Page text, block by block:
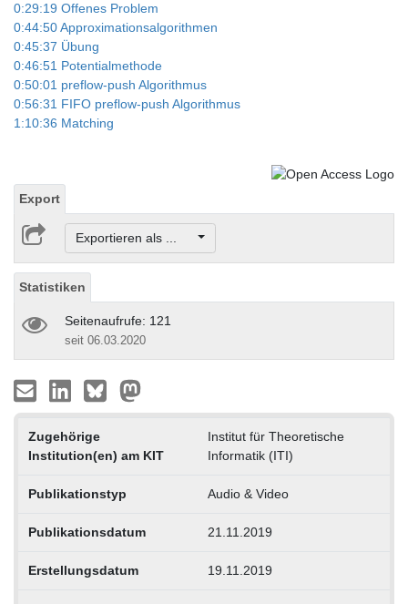
0:29:19 Offenes Problem
0:44:50 Approximationsalgorithmen
0:45:37 Übung
0:46:51 Potentialmethode
0:50:01 preflow-push Algorithmus
0:56:31 FIFO preflow-push Algorithmus
1:10:36 Matching
Export
Exportieren als ...
Statistiken
Seitenaufrufe: 121
seit 06.03.2020
Zugehörige
Institution(en) am KIT
Institut für Theoretische
Informatik (ITI)
Publikationstyp Audio & Video
Publikationsdatum 21.11.2019
Erstellungsdatum 19.11.2019